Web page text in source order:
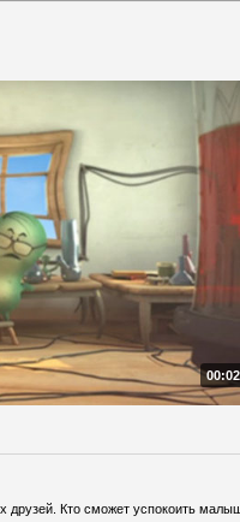
друзей. Кто сможет успокоить